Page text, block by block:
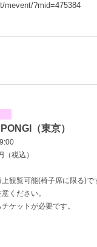
mevent/?mid=475384
)
（東京）
税込）
観覧可能(椅子席に限る)で
ください。
ケットが必要です。